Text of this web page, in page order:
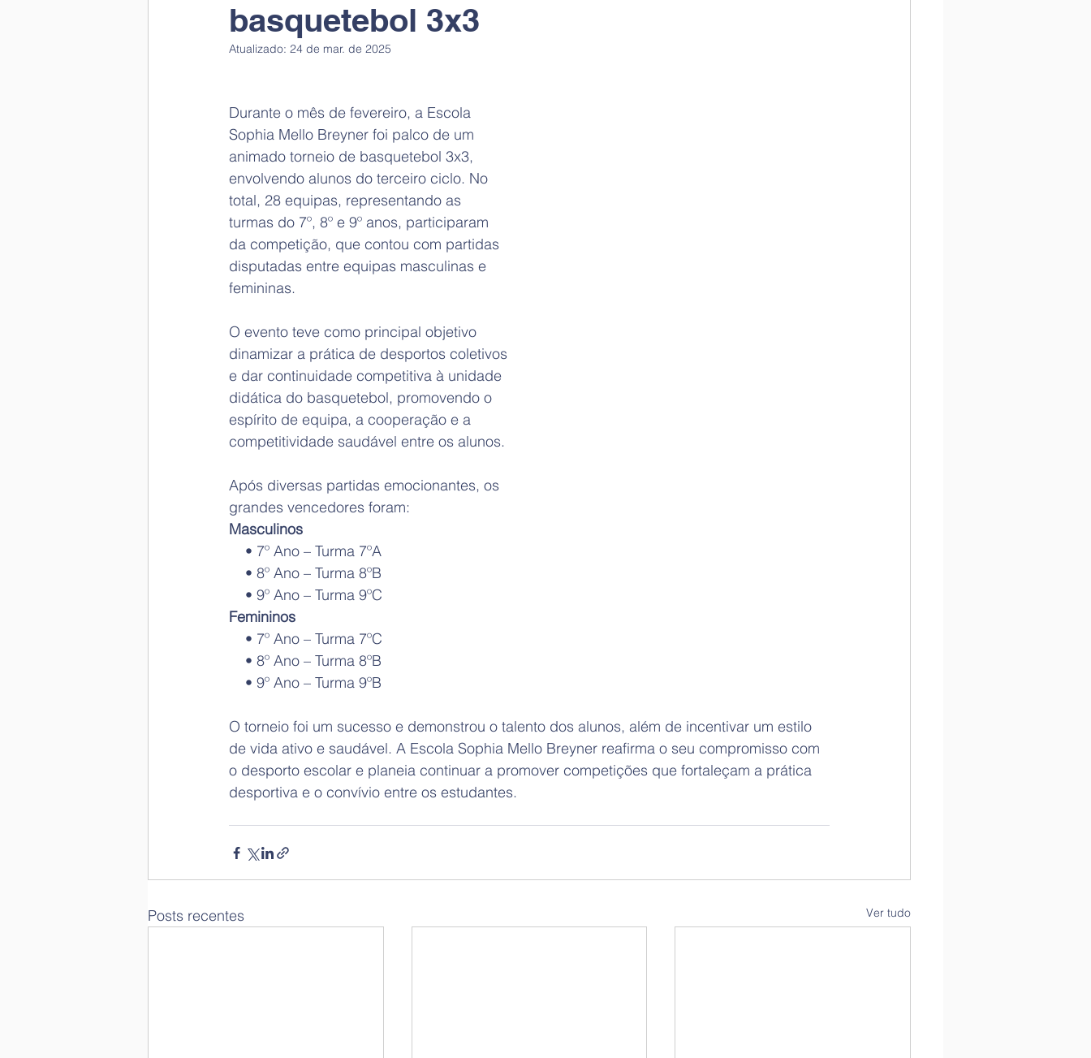
basquetebol 3x3
Atualizado: 24 de mar. de 2025
Durante o mês de fevereiro, a Escola
Sophia Mello Breyner foi palco de um
animado torneio de basquetebol 3x3,
envolvendo alunos do terceiro ciclo. No
total, 28 equipas, representando as
turmas do 7º, 8º e 9º anos, participaram
da competição, que contou com partidas
disputadas entre equipas masculinas e
femininas.
O evento teve como principal objetivo
dinamizar a prática de desportos coletivos
e dar continuidade competitiva à unidade
didática do basquetebol, promovendo o
espírito de equipa, a cooperação e a
competitividade saudável entre os alunos.
Após diversas partidas emocionantes, os
grandes vencedores foram:
Masculinos
• 7º Ano – Turma 7ºA
• 8º Ano – Turma 8ºB
• 9º Ano – Turma 9ºC
Femininos
• 7º Ano – Turma 7ºC
• 8º Ano – Turma 8ºB
• 9º Ano – Turma 9ºB
O torneio foi um sucesso e demonstrou o talento dos alunos, além de incentivar um estilo
de vida ativo e saudável. A Escola Sophia Mello Breyner reafirma o seu compromisso com
o desporto escolar e planeia continuar a promover competições que fortaleçam a prática
desportiva e o convívio entre os estudantes.
Posts recentes Ver tudo